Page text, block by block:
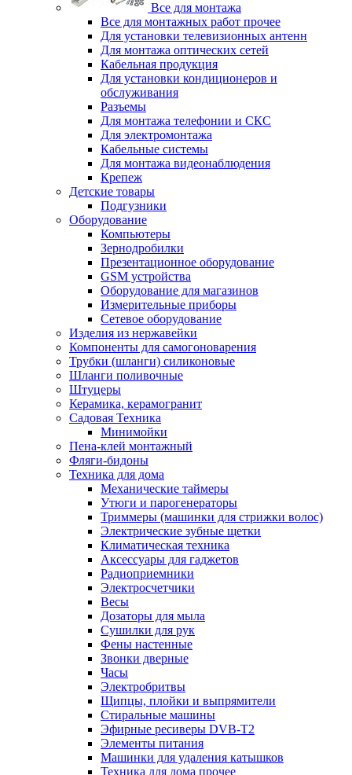
Все для монтажа
Все для монтажных работ прочее
Для установки телевизионных антенн
Для монтажа оптических сетей
Кабельная продукция
Для установки кондиционеров и
обслуживания
Разъемы
Для монтажа телефонии и СКС
Для электромонтажа
Кабельные системы
Для монтажа видеонаблюдения
Крепеж
Детские товары
Подгузники
Оборудование
Компьютеры
Зернодробилки
Презентационное оборудование
GSM устройства
Оборудование для магазинов
Измерительные приборы
Сетевое оборудование
Изделия из нержавейки
Компоненты для самогоноварения
Трубки (шланги) силиконовые
Шланги поливочные
Штуцеры
Керамика, керамогранит
Садовая Техника
Минимойки
Пена-клей монтажный
Фляги-бидоны
Техника для дома
Механические таймеры
Утюги и парогенераторы
Триммеры (машинки для стрижки волос)
Электрические зубные щетки
Климатическая техника
Аксессуары для гаджетов
Радиоприемники
Электросчетчики
Весы
Дозаторы для мыла
Сушилки для рук
Фены настенные
Звонки дверные
Часы
Электробритвы
Щипцы, плойки и выпрямители
Стиральные машины
Эфирные ресиверы DVB-T2
Элементы питания
Машинки для удаления катышков
Техника для дома прочее